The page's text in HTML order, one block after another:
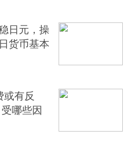
日元，操
货币基本
或有反
哪些因